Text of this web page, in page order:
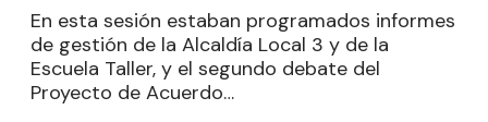
En esta sesión estaban programados informes
de gestión de la Alcaldía Local 3 y de la
Escuela Taller, y el segundo debate del
Proyecto de Acuerdo…